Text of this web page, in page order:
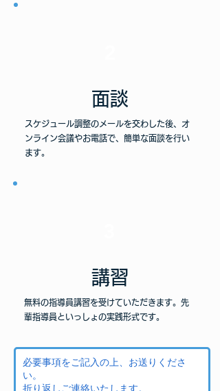
面談
スケジュール調整のメールを交わした後、オ
ンライン会議やお電話で、簡単な面談を行い
ます。
​講習
無料の指導員講習を受けていただきます。先
輩指導員といっしょの実践形式です。
必要事項をご記入の上、お送りくださ
い。
折り返しご連絡いたします。